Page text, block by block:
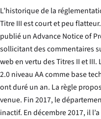
L’historique de la
Titre III est court et peu
publié un Advance Notice of
sollicitant des commentaires
web en vertu des Titres II et III.
2.0 niveau AA comme base
ont duré un an. La règle
venue. Fin 2017, le
inactif. En décembre 2017, il